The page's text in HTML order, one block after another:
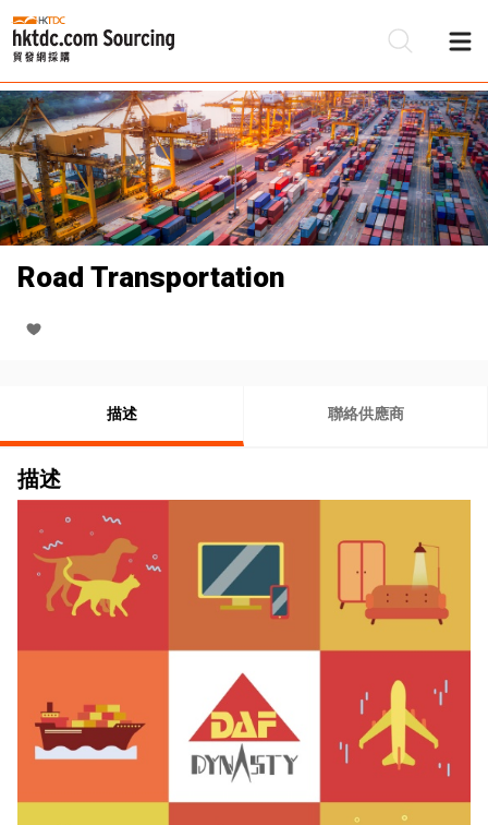
Road Transportation
描述 聯絡供應商
描述